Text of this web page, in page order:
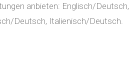
anbieten: Englisch/Deutsch,
Deutsch, Italienisch/Deutsch.